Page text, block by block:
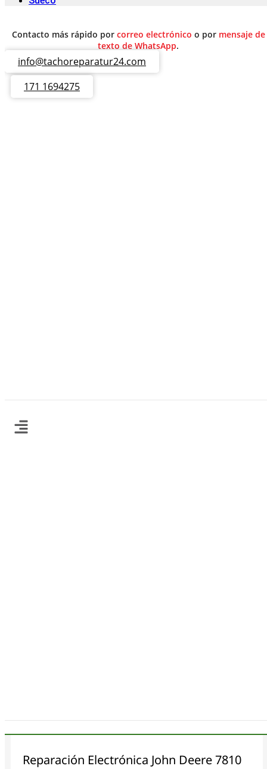
Contacto más rápido por correo electrónico o por mensaje de
texto de WhatsApp.
info@tachoreparatur24.com
171 1694275
Reparación Electrónica John Deere 7810